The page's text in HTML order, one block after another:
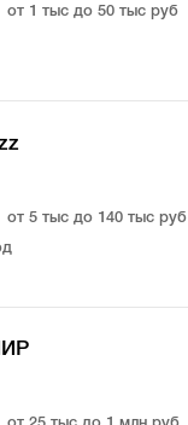
от 1 тыс до 50 тыс руб
от 5 тыс до 140 тыс руб